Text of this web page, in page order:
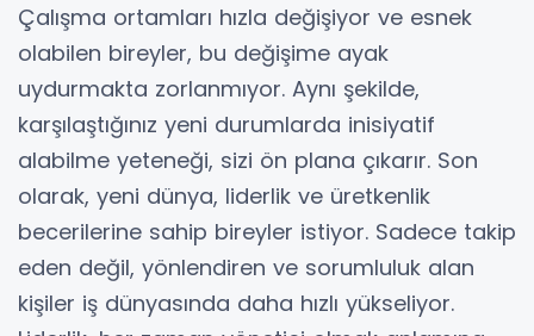
Çalışma ortamları hızla değişiyor ve esnek
olabilen bireyler, bu değişime ayak
uydurmakta zorlanmıyor. Aynı şekilde,
karşılaştığınız yeni durumlarda inisiyatif
alabilme yeteneği, sizi ön plana çıkarır. Son
olarak, yeni dünya, liderlik ve üretkenlik
becerilerine sahip bireyler istiyor. Sadece takip
eden değil, yönlendiren ve sorumluluk alan
kişiler iş dünyasında daha hızlı yükseliyor.